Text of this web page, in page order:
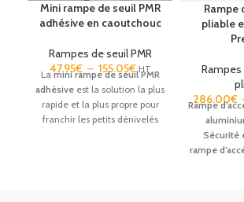
Mini rampe de seuil PMR
adhésive en caoutchouc
Rampes de seuil PMR
47.95€ – 155.05€ HT
Lamini rampe de seuil PMR
adhésive est la solution la plus
rapide et la plus propre pour
franchir les petits dénivelés
Rampe
pliable
Rampes
286.00€
Rampe
Sécurité
rampe